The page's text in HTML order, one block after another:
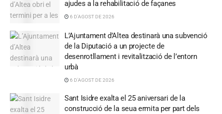
ajudes a la rehabilitació de façanes
6 D'AGOST DE 2026
L’Ajuntament d’Altea destinarà una subvenció
de la Diputació a un projecte de
desenrotllament i revitalització de l’entorn
urbà
6 D'AGOST DE 2026
Sant Isidre exalta el 25 aniversari de la
construcció de la seua ermita per part dels